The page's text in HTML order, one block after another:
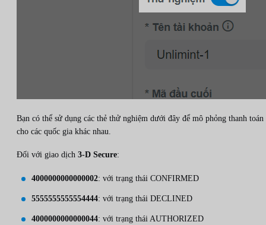
Bạn có thể sử dụng các thẻ thử nghiệm dưới đây để mô phỏng thanh toán
cho các quốc gia khác nhau.
Đối với giao dịch 3-D Secure:
4000000000000002: với trạng thái CONFIRMED
5555555555554444: với trạng thái DECLINED
4000000000000044: với trạng thái AUTHORIZED